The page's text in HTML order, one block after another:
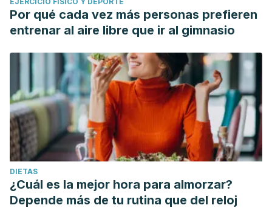
Por qué cada vez más personas prefieren
entrenar al aire libre que ir al gimnasio
DIETAS
¿Cuál es la mejor hora para almorzar?
Depende más de tu rutina que del reloj